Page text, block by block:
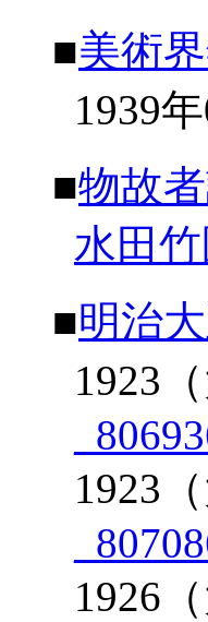
■美術
1939
■物故
水田竹
■明治
1923
1923
1926